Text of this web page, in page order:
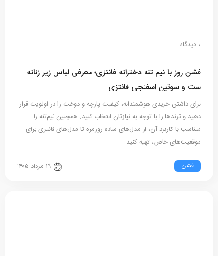
0 دیدگاه
فشن روز با نیم تنه دخترانه فانتزی؛ معرفی لباس زیر زنانه
ست و سوتین اسفنجی فانتزی
برای داشتن خریدی هوشمندانه، کیفیت پارچه و دوخت را در اولویت قرار
دهید و ترندها را با توجه به نیازتان انتخاب کنید. همچنین نیم‌تنه را
متناسب با کاربرد آن، از مدل‌های ساده روزمره تا مدل‌های فانتزی برای
موقعیت‌های خاص، تهیه کنید.
فشن ۱۹ مرداد ۱۴۰۵